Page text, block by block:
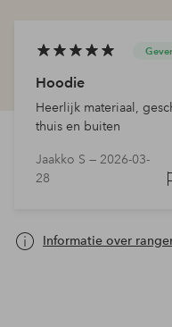
Hoodie
Heerlijk materiaal,
thuis en buiten
Jaakko S — 2026-03-
28
Informatie over